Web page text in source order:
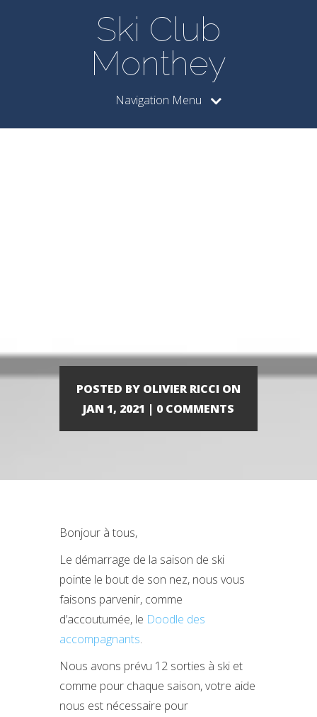
Ski Club
Monthey
Navigation Menu
POSTED BY OLIVIER RICCI ON
JAN 1, 2021 | 0 COMMENTS
Bonjour à tous,
Le démarrage de la saison de ski
pointe le bout de son nez, nous vous
faisons parvenir, comme
d’accoutumée, le Doodle des
accompagnants.
Nous avons prévu 12 sorties à ski et
comme pour chaque saison, votre aide
nous est nécessaire pour